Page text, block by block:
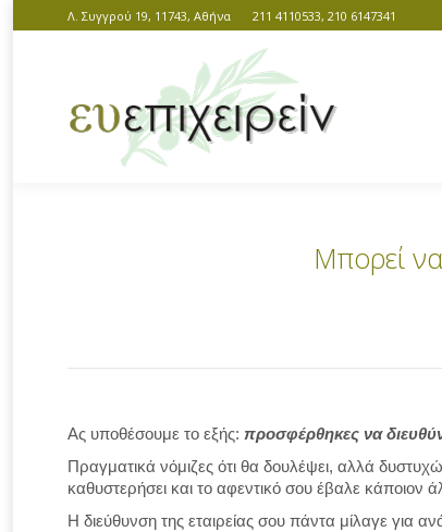
Λ. Συγγρού 19, 11743, Αθήνα 211 4110533, 210 6147341
Μπορεί
Ας υποθέσουμε το εξής: προσφέρθηκες να
Πραγματικά νόμιζες ότι θα δουλέψει, αλλά
καθυστερήσει και το αφεντικό σου έβαλε κάποιον
Η διεύθυνση της εταιρείας σου πάντα μίλαγε για